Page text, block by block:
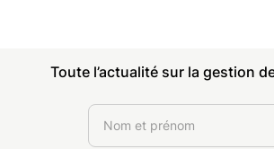
Toute l’actualité sur la gestion